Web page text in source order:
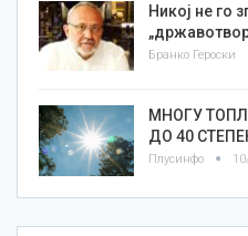
Никој не го
Бранко Героски
МНОГУ
ДО 40
Плусинфо